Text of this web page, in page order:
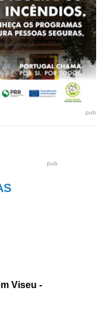
pub
pub
Viseu -